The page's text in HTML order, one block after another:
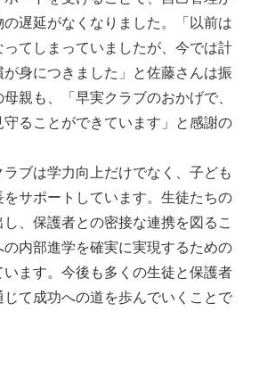
の遅延がなくなりました。「以前は
てしまっていましたが、今では計
身につきました」と佐藤さんは振
親も、「早実クラブのおかげで、
ることができています」と感謝の
ブは学力向上だけでなく、子ども
サポートしています。生徒たちの
、保護者との密接な連携を図るこ
の内部進学を確実に実現するための
ます。今後も多くの生徒と保護者
て成功への道を歩んでいくことで